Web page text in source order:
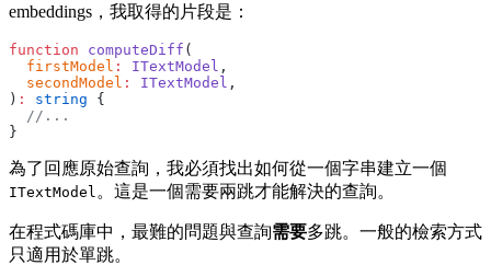
embeddings，我取得的片段是：
function computeDiff (
  firstModel
: ITextModel ,
  secondModel
: ITextModel ,
) : string {
  //...
}
為了回應原始查詢，我必須找出如何從一個字串建立一個
ITextModel 。這是一個需要兩跳才能解決的查詢。
在程式碼庫中，最難的問題與查詢需要多跳。一般的檢索方式
只適用於單跳。